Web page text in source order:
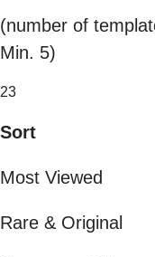
(number of
Min. 5)
23
Sort
Most Viewed
Rare & Original